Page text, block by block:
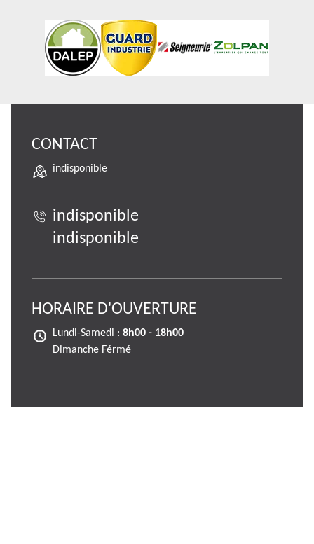
CONTACT
indisponible
indisponible
indisponible
HORAIRE D'OUVERTURE
Lundi-Samedi : 8h00 - 18h00
Dimanche Férmé